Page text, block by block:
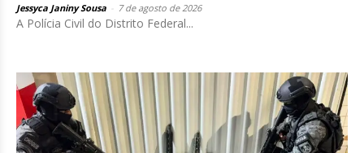
Jessyca Janiny Sousa 7 de agosto de 2026
A Polícia Civil do Distrito Federal...